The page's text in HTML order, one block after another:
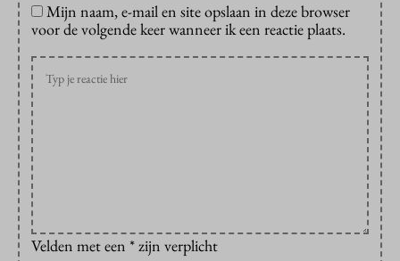
Mijn naam, e-mail en site opslaan in deze browser
voor de volgende keer wanneer ik een reactie plaats.
Velden met een * zijn verplicht